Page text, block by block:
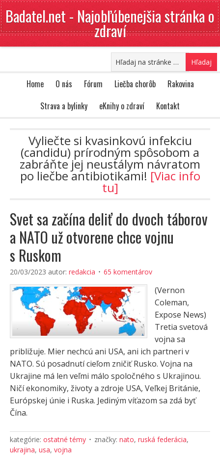
Badatel.net - Najobľúbenejšia stránka o
zdraví
Home O nás Fórum Liečba chorôb
Rakovina
Strava a bylinky
eKnihy o zdraví Kontakt
Vyliečte si kvasinkovú infekciu
(candidu) prírodným spôsobom a
zabráňte jej neustálym návratom
po liečbe antibiotikami! [Viac info
tu]
Svet sa začína deliť do dvoch táborov
a NATO už otvorene chce vojnu
s Ruskom
20/03/2023 autor: redakcia 65 komentárov
(Vernon
Coleman,
Expose News)
Tretia svetová
vojna sa
približuje. Mier nechcú ani USA, ani ich partneri v
NATO. Sú posadnutí cieľom zničiť Rusko. Vojna na
Ukrajine má len veľmi málo spoločného s Ukrajinou.
Ničí ekonomiky, životy a zdroje USA, Veľkej Británie,
Európskej únie i Ruska. Jediným víťazom sa zdá byť
Čína.
kategórie: ostatné témy značky: nato, ruská federácia,
ukrajina, usa, vojna